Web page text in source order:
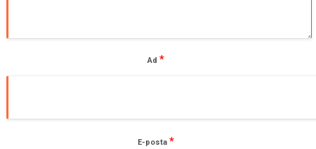
Ad *
E-posta *